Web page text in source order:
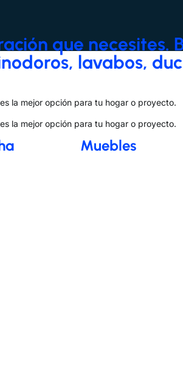
que necesites.
lavabos,
la mejor opción para tu hogar o proyecto.
la mejor opción para tu hogar o proyecto.
Muebles